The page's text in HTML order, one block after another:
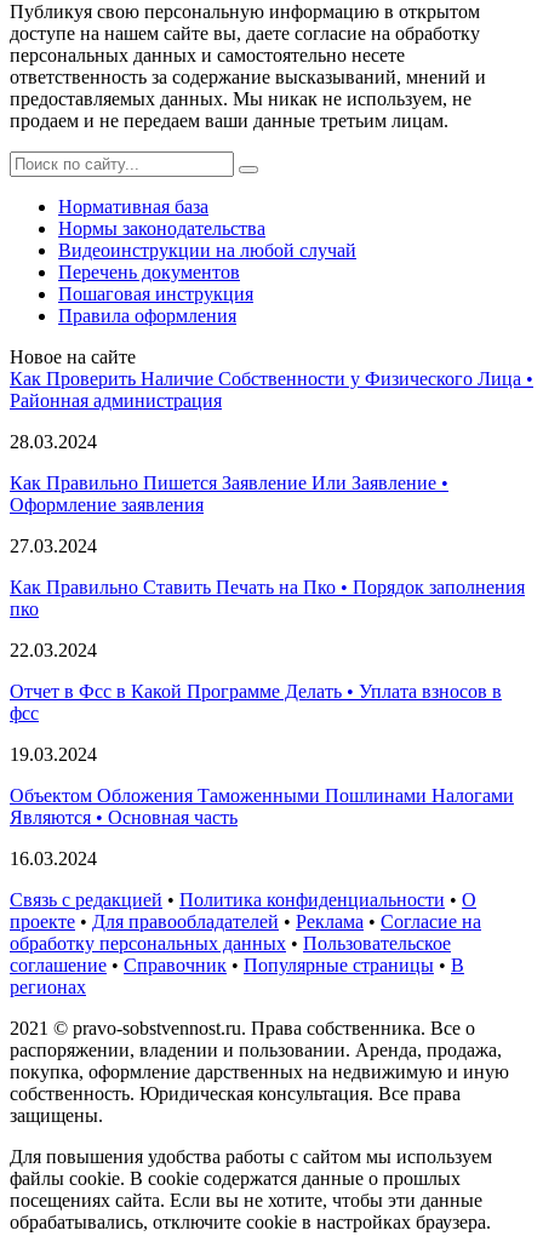
Публикуя свою персональную информацию в открытом
доступе на нашем сайте вы, даете согласие на обработку
персональных данных и самостоятельно несете
ответственность за содержание высказываний, мнений и
предоставляемых данных. Мы никак не используем, не
продаем и не передаем ваши данные третьим лицам.
Нормативная база
Нормы законодательства
Видеоинструкции на любой случай
Перечень документов
Пошаговая инструкция
Правила оформления
Новое на сайте
Как Проверить Наличие Собственности у Физического Лица •
Paйoннaя aдминиcтpaция
28.03.2024
Как Правильно Пишется Заявление Или Заявление •
Оформление заявления
27.03.2024
Как Правильно Ставить Печать на Пко • Порядок заполнения
пко
22.03.2024
Отчет в Фсс в Какой Программе Делать • Уплата взносов в
фсс
19.03.2024
Объектом Обложения Таможенными Пошлинами Налогами
Являются • Основная часть
16.03.2024
Связь с редакцией • Политика конфиденциальности • О
проекте • Для правообладателей • Реклама • Согласие на
обработку персональных данных • Пользовательское
соглашение • Справочник • Популярные страницы • В
регионах
2021 © pravo-sobstvennost.ru. Права собственника. Все о
распоряжении, владении и пользовании. Аренда, продажа,
покупка, оформление дарственных на недвижимую и иную
собственность. Юридическая консультация. Все права
защищены.
Для повышения удобства работы с сайтом мы используем
файлы cookie. В cookie содержатся данные о прошлых
посещениях сайта. Если вы не хотите, чтобы эти данные
обрабатывались, отключите cookie в настройках браузера.